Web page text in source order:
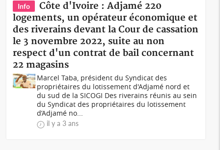
Info
Côte d'Ivoire : Adjamé 220
logements, un opérateur économique et
des riverains devant la Cour de cassation
le 3 novembre 2022, suite au non
respect d'un contrat de bail concernant
22 magasins
Marcel Taba, président du Syndicat des
propriétaires du lotissement d'Adjamé nord et
du sud de la SICOGI Des riverains réunis au sein
du Syndicat des propriétaires du lotissement
d’Adjamé no...
il y a 3 ans